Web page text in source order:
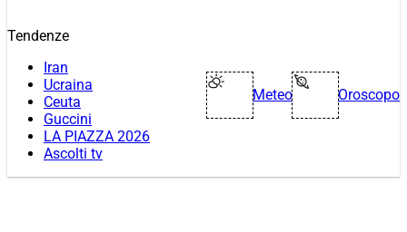
Tendenze
Iran
Ucraina
Ceuta
Guccini
LA PIAZZA 2026
Ascolti tv
Meteo Oroscopo